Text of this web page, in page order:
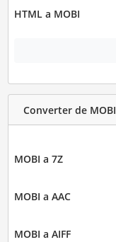
HTML a MOBI
Converter de MOBI
MOBI a 7Z
MOBI a AAC
MOBI a AIFF